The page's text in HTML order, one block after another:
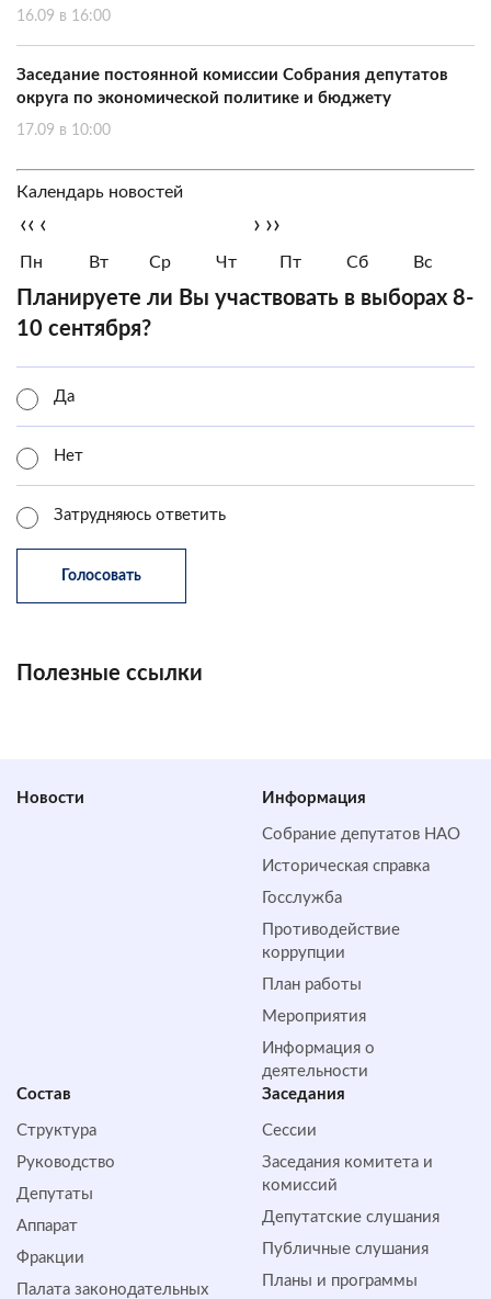
16.09 в 16:00
Заседание постоянной комиссии Собрания депутатов
округа по экономической политике и бюджету
17.09 в 10:00
Календарь новостей
‹‹ ‹ › ››
Пн Вт Ср Чт Пт Сб Вс
Планируете ли Вы участвовать в выборах 8-
10 сентября?
Да
Нет
Затрудняюсь ответить
Полезные ссылки
Новости Информация
Собрание депутатов НАО
Историческая справка
Госслужба
Противодействие
коррупции
План работы
Мероприятия
Информация о
деятельности
Состав
Структура
Руководство
Депутаты
Аппарат
Фракции
Палата законодательных
Заседания
Сессии
Заседания комитета и
комиссий
Депутатские слушания
Публичные слушания
Планы и программы